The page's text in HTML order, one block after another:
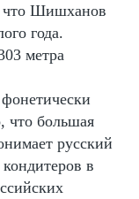
что Шишханов
года.
метра
что большая
русский
в